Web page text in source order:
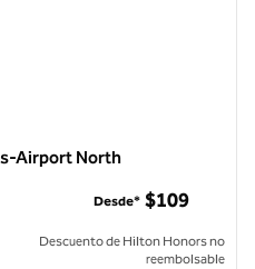
Airport North
Desde* $109
Descuento de Hilton Honors no
reembolsable